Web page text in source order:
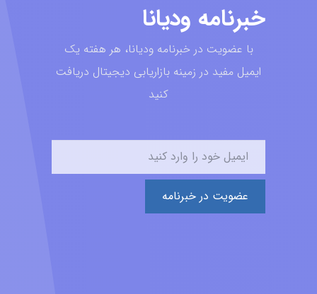
خبرنامه ودیانا
با عضویت در خبرنامه ودیانا، هر هفته یک
ایمیل مفید در زمینه بازاریابی دیجیتال دریافت
کنید
عضویت در خبرنامه